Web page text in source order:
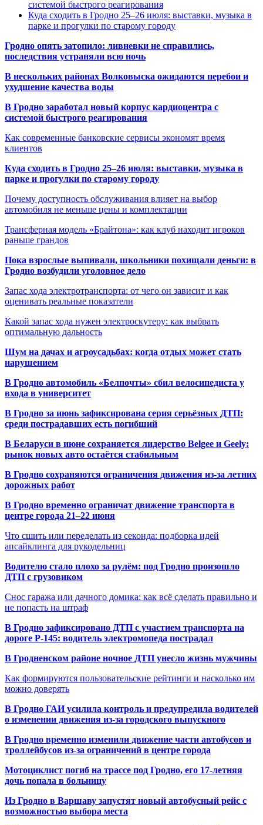
системой быстрого реагирования
Куда сходить в Гродно 25–26 июля: выставки, музыка в
парке и прогулки по старому городу
Гродно опять затопило: ливневки не справились,
последствия устраняли всю ночь
В нескольких районах Волковыска ожидаются перебои и
ухудшение качества воды
В Гродно заработал новый корпус кардиоцентра с
системой быстрого реагирования
Как современные банковские сервисы экономят время
клиентов
Куда сходить в Гродно 25–26 июля: выставки, музыка в
парке и прогулки по старому городу
Почему доступность обслуживания влияет на выбор
автомобиля не меньше цены и комплектации
Трансферная модель «Брайтона»: как клуб находит игроков
раньше грандов
Пока взрослые выпивали, школьники похищали деньги: в
Гродно возбудили уголовное дело
Запас хода электротранспорта: от чего он зависит и как
оценивать реальные показатели
Какой запас хода нужен электроскутеру: как выбрать
оптимальную дальность
Шум на дачах и агроусадьбах: когда отдых может стать
нарушением
В Гродно автомобиль «Белпочты» сбил велосипедиста у
входа в университет
В Гродно за июнь зафиксирована серия серьёзных ДТП:
среди пострадавших есть погибший
В Беларуси в июне сохраняется лидерство Belgee и Geely:
рынок новых авто остаётся стабильным
В Гродно сохраняются ограничения движения из-за летних
дорожных работ
В Гродно временно ограничат движение транспорта в
центре города 21–22 июня
Что сшить или переделать из секонда: подборка идей
апсайклинга для рукодельниц
Водителю стало плохо за рулём: под Гродно произошло
ДТП с грузовиком
Снос гаража или дачного домика: как всё сделать правильно и
не попасть на штраф
В Гродно зафиксировано ДТП с участием транспорта на
дороге Р-145: водитель электромопеда пострадал
В Гродненском районе ночное ДТП унесло жизнь мужчины
Как формируются пользовательские рейтинги и насколько им
можно доверять
В Гродно ГАИ усилила контроль и предупредила водителей
о изменении движения из-за городского выпускного
В Гродно временно изменили движение части автобусов и
троллейбусов из-за ограничений в центре города
Мотоциклист погиб на трассе под Гродно, его 17-летняя
дочь попала в больницу
Из Гродно в Варшаву запустят новый автобусный рейс с
возможностью выбора места